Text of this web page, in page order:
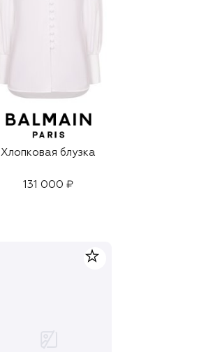
Хлопковая блузка
131 000 ₽